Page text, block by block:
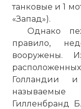
танковые и 1
«Запад»).
Однако
правило,
вооружены.
Голландии
Гилленбранд